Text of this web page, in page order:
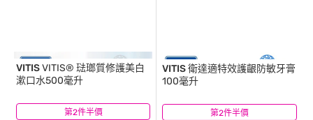
第2件半價
VITISVITIS® 琺瑯質修護美白
漱口水500毫升
(4) 第2件半價
VITIS衛達適特效護齦防敏牙膏
100毫升
(2)